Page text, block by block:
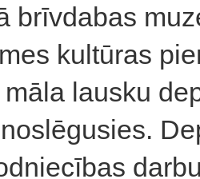
brīvdabas
kultūras
māla lausku